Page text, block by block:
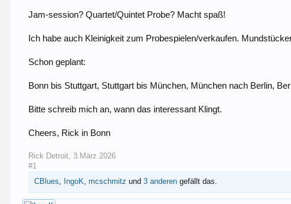
Jam-session? Quartet/Quintet Probe? Macht spaß!
Ich habe auch Kleinigkeit zum Probespielen/verkaufen.
Schon geplant:
Bonn bis Stuttgart, Stuttgart bis München, München nach Berlin,
Bitte schreib mich an, wann das interessant Klingt.
Cheers, Rick in Bonn
Rick Detroit, 3.März.2026
#1
CBlues, IngoK,mcschmitz und3 anderen gefällt das.